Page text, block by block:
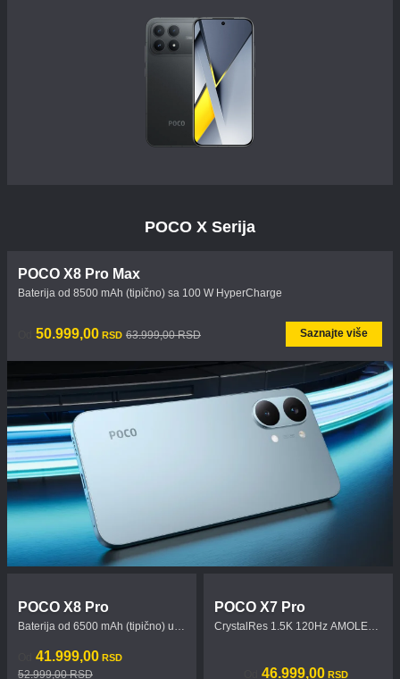
POCO X Serija
POCO X8 Pro Max
Baterija od 8500 mAh (tipično) sa 100 W HyperCharge
50.999,00 RSD
Current Price RSD5099963.999,00 RSD
Tržišna cena 63.999,00 RSD Saznajte više
POCO X8 Pro
Baterija od 6500 mAh (tipično) uz
41.999,00 RSD
Current Price RSD41999
52.999,00 RSD
Tržišna cena 52.999,00 RSD
POCO X7 Pro
CrystalRes 1.5K 120Hz AMOLED
46.999,00 RSD
Current Price RSD46999